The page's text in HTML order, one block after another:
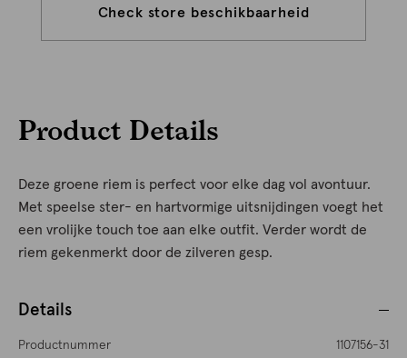
Check store beschikbaarheid
Product Details
Deze groene riem is perfect voor elke dag vol avontuur.
Met speelse ster- en hartvormige uitsnijdingen voegt het
een vrolijke touch toe aan elke outfit. Verder wordt de
riem gekenmerkt door de zilveren gesp.
Details
Productnummer
1107156-31